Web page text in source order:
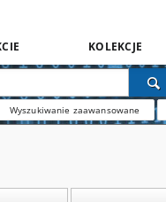
KOLEKCJE
Wyszukiwanie zaawansowane